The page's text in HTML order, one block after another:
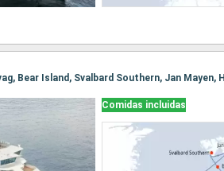
Comidas incluidas